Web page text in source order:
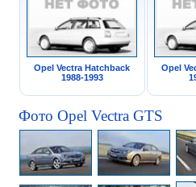
Opel Vectra Hatchback
1988-1993
Opel
Фото Opel Vectra GTS